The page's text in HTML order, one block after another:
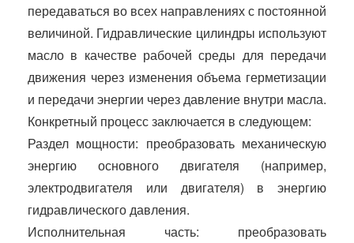
передаваться во всех направлениях с постоянной
величиной. Гидравлические цилиндры используют
масло в качестве рабочей среды для передачи
движения через изменения объема герметизации
и передачи энергии через давление внутри масла.
Конкретный процесс заключается в следующем:
Раздел мощности: преобразовать механическую
энергию основного двигателя (например,
электродвигателя или двигателя) в энергию
гидравлического давления.
Исполнительная часть: преобразовать